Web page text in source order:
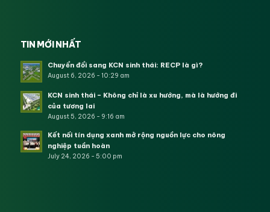
TIN MỚI NHẤT
Chuyển đổi sang KCN sinh thái: RECP là gì?
August 6, 2026 - 10:29 am
KCN sinh thái – Không chỉ là xu hướng, mà là hướng đi
của tương lai
August 5, 2026 - 9:16 am
Kết nối tín dụng xanh mở rộng nguồn lực cho nông
nghiệp tuần hoàn
July 24, 2026 - 5:00 pm